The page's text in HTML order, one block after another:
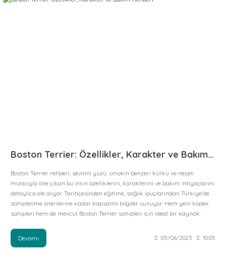
Boston Terrier: Özellikler, Karakter ve Bakım Rehberi
Boston Terrier rehberi, sevimli yüzü, smokin benzeri kürkü ve neşeli
mizacıyla öne çıkan bu ırkın özelliklerini, karakterini ve bakım ihtiyaçlarını
detaylıca ele alıyor. Tarihçesinden eğitime, sağlık ipuçlarından Türkiye’de
sahiplenme önerilerine kadar kapsamlı bilgiler sunuyor. Hem yeni köpek
sahipleri hem de mevcut Boston Terrier sahipleri için ideal bir kaynak.
Devamı 05/06/2025 10:05